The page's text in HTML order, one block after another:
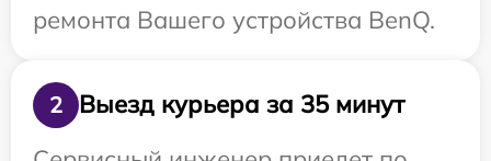
ремонта Вашего устройства BenQ.
2
Выезд курьера за 35 минут